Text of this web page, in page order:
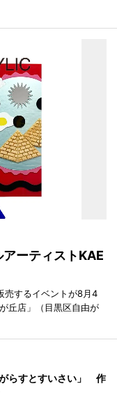
ーティストKAE
売するイベントが8月4
丘店」（目黒区自由が
らすとすいさい」 作